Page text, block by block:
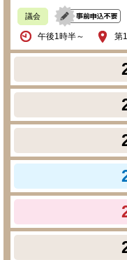
議会
午後1時半～ 第